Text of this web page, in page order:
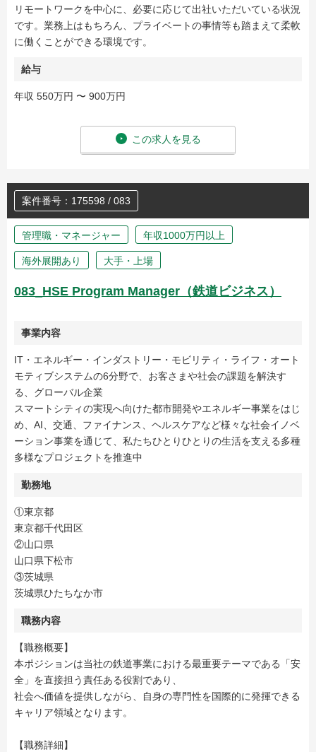
リモートワークを中心に、必要に応じて出社いただいている状況
です。業務上はもちろん、プライベートの事情等も踏まえて柔軟
に働くことができる環境です。
給与
年収 550万円 〜 900万円
この求人を見る
案件番号：175598 / 083
管理職・マネージャー 年収1000万円以上
海外展開あり 大手・上場
083_HSE Program Manager（鉄道ビジネス）
事業内容
IT・エネルギー・インダストリー・モビリティ・ライフ・オート
モティブシステムの6分野で、お客さまや社会の課題を解決す
る、グローバル企業
スマートシティの実現へ向けた都市開発やエネルギー事業をはじ
め、AI、交通、ファイナンス、ヘルスケアなど様々な社会イノベ
ーション事業を通じて、私たちひとりひとりの生活を支える多種
多様なプロジェクトを推進中
勤務地
①東京都
東京都千代田区
②山口県
山口県下松市
③茨城県
茨城県ひたちなか市
職務内容
【職務概要】
本ポジションは当社の鉄道事業における最重要テーマである「安
全」を直接担う責任ある役割であり、
社会へ価値を提供しながら、自身の専門性を国際的に発揮できる
キャリア領域となります。
【職務詳細】